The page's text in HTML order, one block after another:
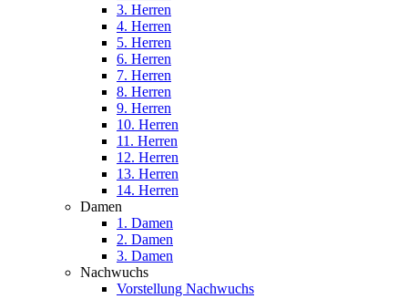
3. Herren
4. Herren
5. Herren
6. Herren
7. Herren
8. Herren
9. Herren
10. Herren
11. Herren
12. Herren
13. Herren
14. Herren
Damen
1. Damen
2. Damen
3. Damen
Nachwuchs
Vorstellung Nachwuchs